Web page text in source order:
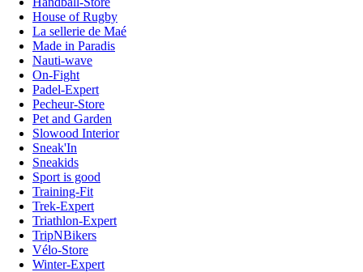
House of Rugby
La sellerie de Maé
Made in Paradis
Nauti-wave
On-Fight
Padel-Expert
Pecheur-Store
Pet and Garden
Slowood Interior
Sneak'In
Sneakids
Sport is good
Training-Fit
Trek-Expert
Triathlon-Expert
TripNBikers
Vélo-Store
Winter-Expert